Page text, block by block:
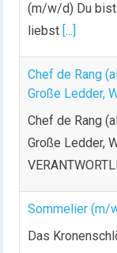
(m/w/d) Du
liebst [...]
Chef de Rang
Große Ledder,
Chef de Rang
Große Ledder,
Sommelier (m/
Das